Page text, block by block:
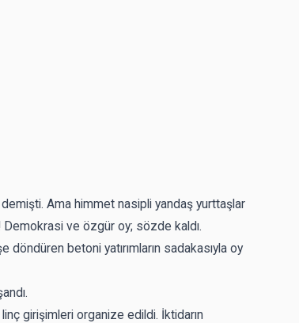
demişti. Ama himmet nasipli yandaş yurttaşlar
Demokrasi ve özgür oy; sözde kaldı.
döndüren betoni yatırımların sadakasıyla oy
girişimleri organize edildi. İktidarın